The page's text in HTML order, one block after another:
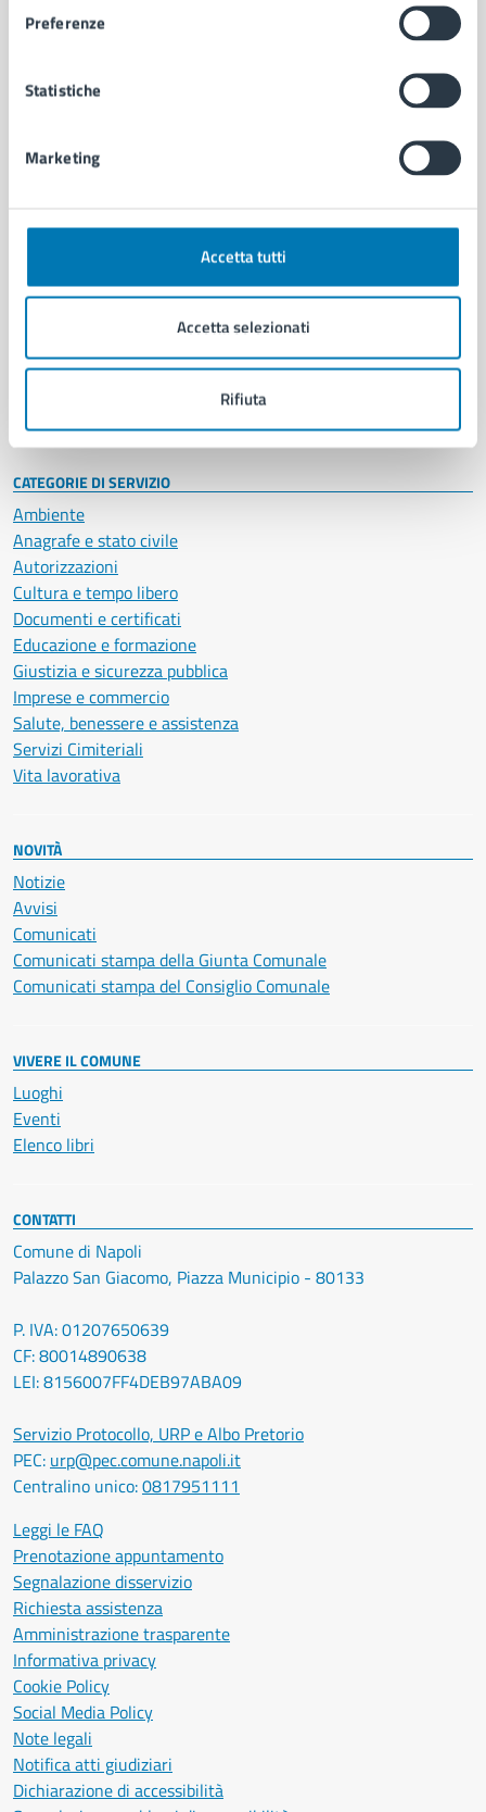
Preferenze
Statistiche
Marketing
Accetta tutti
Accetta selezionati
Rifiuta
Comune di Napoli
AMMINISTRAZIONE
Organi di governo
Enti e fondazioni
Personale amministrativo
Intranet, posta aziendale e protocollo
CATEGORIE DI SERVIZIO
Ambiente
Anagrafe e stato civile
Autorizzazioni
Cultura e tempo libero
Documenti e certificati
Educazione e formazione
Giustizia e sicurezza pubblica
Imprese e commercio
Salute, benessere e assistenza
Servizi Cimiteriali
Vita lavorativa
NOVITÀ
Notizie
Avvisi
Comunicati
Comunicati stampa della Giunta Comunale
Comunicati stampa del Consiglio Comunale
VIVERE IL COMUNE
Luoghi
Eventi
Elenco libri
CONTATTI
Comune di Napoli
Palazzo San Giacomo, Piazza Municipio - 80133
P. IVA: 01207650639
CF: 80014890638
LEI: 8156007FF4DEB97ABA09
Servizio Protocollo, URP e Albo Pretorio
PEC: urp@pec.comune.napoli.it
Centralino unico:0817951111
Leggi le FAQ
Prenotazione appuntamento
Segnalazione disservizio
Richiesta assistenza
Amministrazione trasparente
Informativa privacy
Cookie Policy
Social Media Policy
Note legali
Notifica atti giudiziari
Dichiarazione di accessibilità